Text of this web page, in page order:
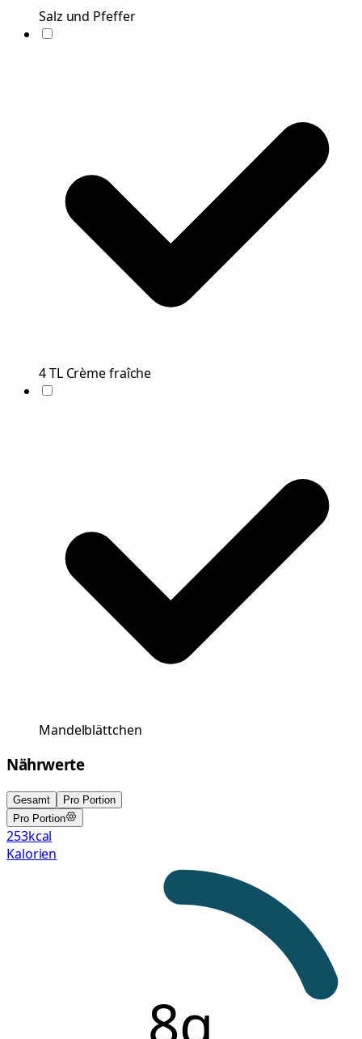
Salz und Pfeffer
4TL Crème fraîche
Mandelblättchen
Nährwerte
Gesamt
Pro Portion
Pro Portion
253kcal
Kalorien
8g